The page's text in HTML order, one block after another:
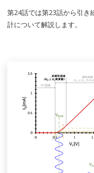
第24話では第23話から引き
計について解説します。